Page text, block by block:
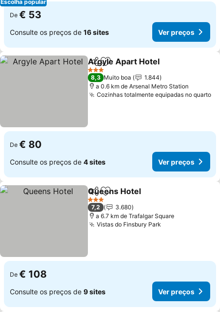
Escolha popular
De € 53
Consulte os preços de 16 sites Ver preços
PartilharAdicionar aos favoritos
Argyle Apart Hotel
3 Estrelas
8,3 Muito boa
1.844
a 0.6 km de Arsenal Metro Station
Cozinhas totalmente equipadas no quarto
De € 80
Consulte os preços de 4 sites Ver preços
PartilharAdicionar aos favoritos
Queens Hotel
3 Estrelas
7,2
3.680
a 6.7 km de Trafalgar Square
Vistas do Finsbury Park
De € 108
Consulte os preços de 9 sites Ver preços